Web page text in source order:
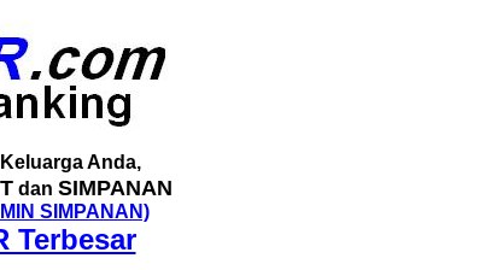
Anda,
dan SIMPANAN
SIMPANAN)
Terbesar